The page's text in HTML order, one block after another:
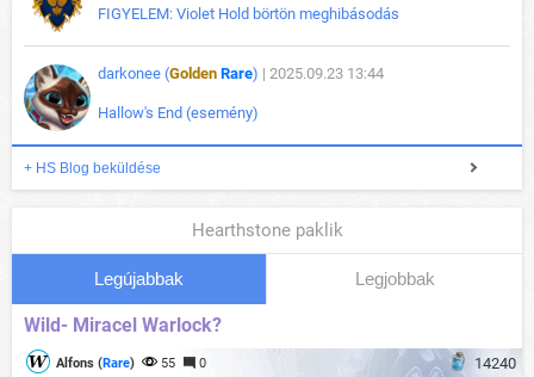
FIGYELEM: Violet Hold börtön meghibásodás
darkonee (Golden Rare) | 2025.09.23 13:44
Hallow's End (esemény)
+ HS Blog beküldése
Hearthstone paklik
Legújabbak Legjobbak
Wild- Miracel Warlock?
14240
Alfons (Rare) 55 0